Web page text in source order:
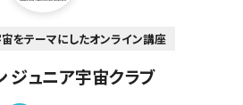
宙をテーマにしたオンライン講座
ジュニア宇宙クラブ